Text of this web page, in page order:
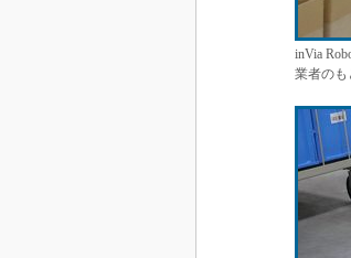
inVia
業者のも